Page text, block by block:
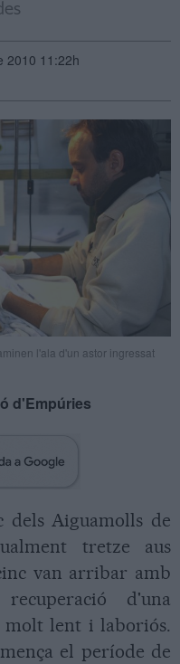
2010 11:22h
l'ala d'un astor ingressat
d'Empúries
dels Aiguamolls de
tretze aus
van arribar amb
d'una
molt lent i laboriós.
el període de